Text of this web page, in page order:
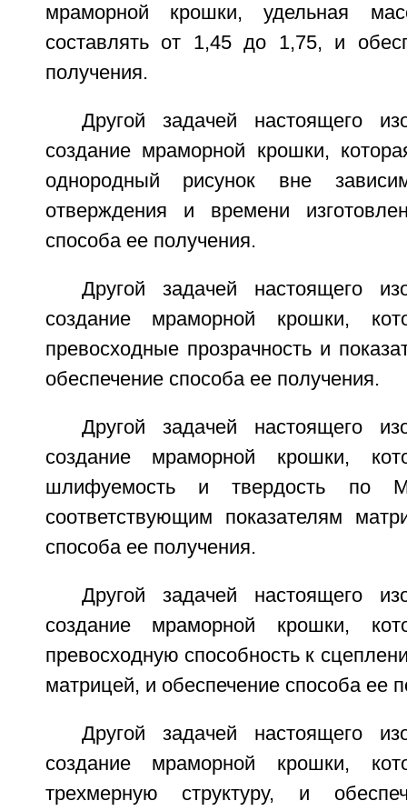
мраморной крошки, удельная
составлять от 1,45 до 1,75, и
получения.
Другой задачей настоящего
создание мраморной крошки,
однородный рисунок вне
отверждения и времени
способа ее получения.
Другой задачей настоящего
создание мраморной крошки,
превосходные прозрачность и
обеспечение способа ее получения.
Другой задачей настоящего
создание мраморной крошки,
шлифуемость и твердость по
соответствующим показателям
способа ее получения.
Другой задачей настоящего
создание мраморной крошки,
превосходную способность к
матрицей, и обеспечение способа ее
Другой задачей настоящего
создание мраморной крошки,
трехмерную структуру, и